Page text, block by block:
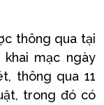
thông qua tại
mạc ngày
thông qua 11
trong đó có